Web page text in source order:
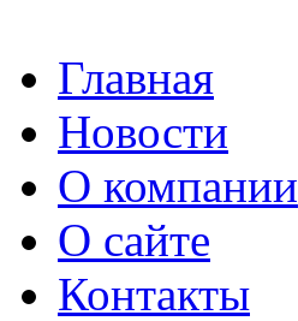
Главная
Новости
О компании
О сайте
Контакты